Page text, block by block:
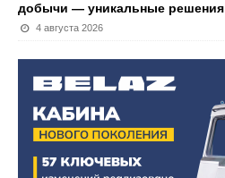
добычи — уникальные решения
4 августа 2026